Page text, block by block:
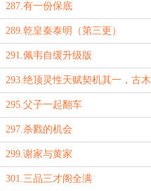
287.有一份保底
289.乾皇秦泰明（第三更）
291.佩韦自缓升级版
293.绝顶灵性天赋契机其一，古木
祖泪（第四更）
295.父子一起翻车
297.杀戮的机会
299.谢家与黄家
301.三品三才阁全满